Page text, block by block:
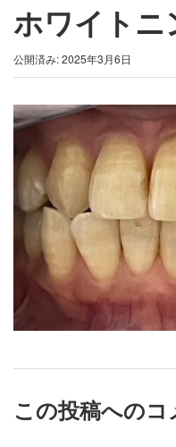
ホワイト
公開済み: 2025年3月6日
この投稿へのコ